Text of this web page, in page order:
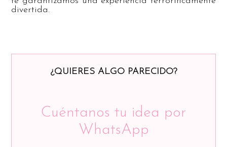
divertida.
¿QUIERES ALGO PARECIDO?
Cuéntanos tu idea por
WhatsApp